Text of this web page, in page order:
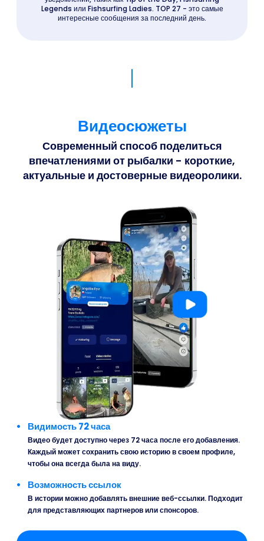
Legends или Fishsurfing Ladies. TOP 27 - это самые
интересные сообщения за последний день.
Видеосюжеты
Современный способ поделиться
впечатлениями от рыбалки - короткие,
актуальные и достоверные видеоролики.
Видимость 72 часа
Видео будет доступно через 72 часа после его добавления.
Каждый может сохранить свою историю в своем профиле,
чтобы она всегда была на виду.
Возможность ссылок
В истории можно добавлять внешние веб-ссылки. Подходит
для представляющих партнеров или спонсоров.